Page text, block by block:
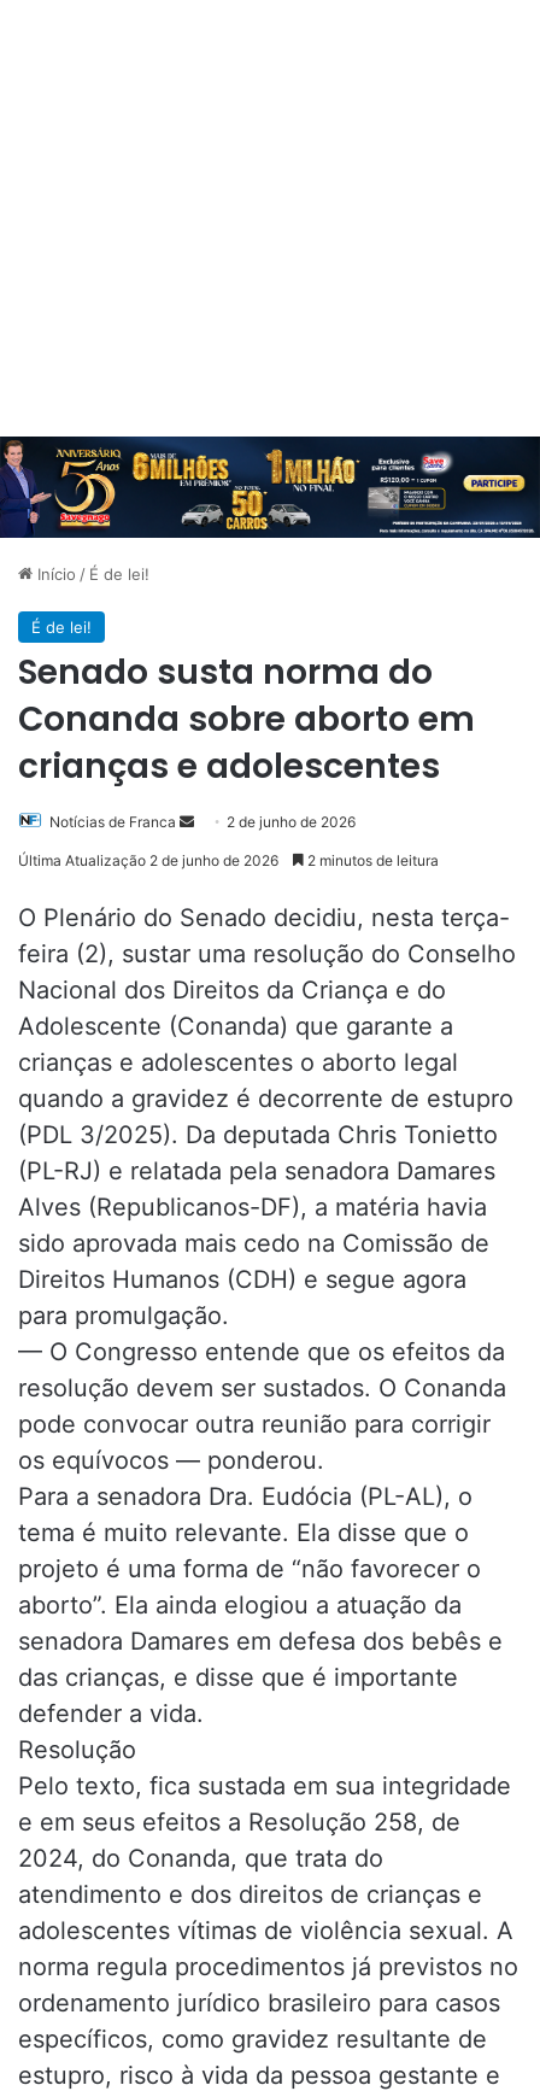
Início / É de lei!
É de lei!
Senado susta norma do
Conanda sobre aborto em
crianças e adolescentes
Notícias de Franca
Mande2 de junho de 2026
Última Atualização 2 de junho de 2026 2 minutos de leitura
O Plenário do Senado decidiu, nesta terça-
feira (2), sustar uma resolução do Conselho
Nacional dos Direitos da Criança e do
Adolescente (Conanda) que garante a
crianças e adolescentes o aborto legal
quando a gravidez é decorrente de estupro
(PDL 3/2025). Da deputada Chris Tonietto
(PL-RJ) e relatada pela senadora Damares
Alves (Republicanos-DF), a matéria havia
sido aprovada mais cedo na Comissão de
Direitos Humanos (CDH) e segue agora
para promulgação.
— O Congresso entende que os efeitos da
resolução devem ser sustados. O Conanda
pode convocar outra reunião para corrigir
os equívocos — ponderou.
Para a senadora Dra. Eudócia (PL-AL), o
tema é muito relevante. Ela disse que o
projeto é uma forma de “não favorecer o
aborto”. Ela ainda elogiou a atuação da
senadora Damares em defesa dos bebês e
das crianças, e disse que é importante
defender a vida.
Resolução
Pelo texto, fica sustada em sua integridade
e em seus efeitos a Resolução 258, de
2024, do Conanda, que trata do
atendimento e dos direitos de crianças e
adolescentes vítimas de violência sexual. A
norma regula procedimentos já previstos no
ordenamento jurídico brasileiro para casos
específicos, como gravidez resultante de
estupro, risco à vida da pessoa gestante e